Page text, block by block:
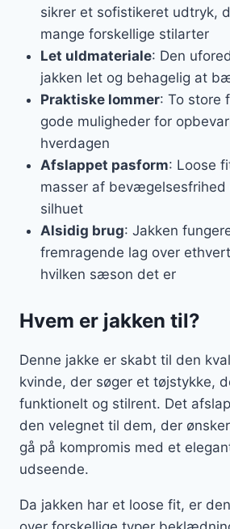
sikrer et sofistikeret udtryk,
mange forskellige stilarter
Let uldmateriale: Den
jakken let og behagelig at
Praktiske lommer: To store
gode muligheder for
hverdagen
Afslappet pasform: Loose
masser af bevægelsesfrihed
silhuet
Alsidig brug: Jakken
fremragende lag over
hvilken sæson det er
Hvem er jakken til?
Denne jakke er skabt til den
kvinde, der søger et tøjstykke,
funktionelt og stilrent. Det
den velegnet til dem, der
gå på kompromis med et
udseende.
Da jakken har et loose fit, er